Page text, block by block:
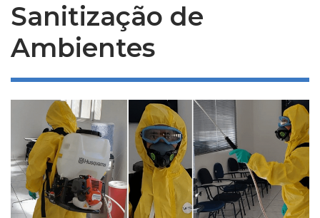
Sanitização de
Ambientes